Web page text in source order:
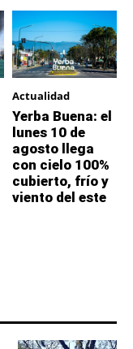
Actualidad
Yerba Buena: el
lunes 10 de
agosto llega
con cielo 100%
cubierto, frío y
viento del este